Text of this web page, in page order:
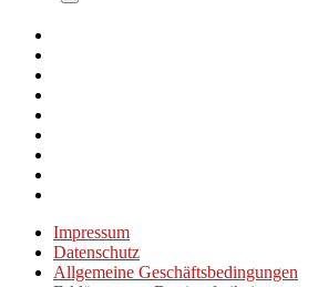
Impressum
Datenschutz
Allgemeine Geschäftsbedingungen